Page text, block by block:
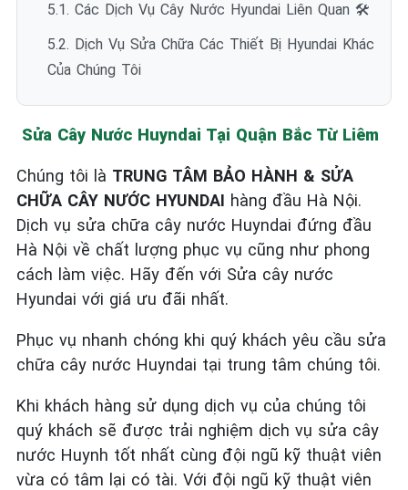
5.1. Các Dịch Vụ Cây Nước Hyundai Liên Quan 🛠️
5.2. Dịch Vụ Sửa Chữa Các Thiết Bị Hyundai Khác
Của Chúng Tôi
Sửa Cây Nước Huyndai Tại Quận Bắc Từ Liêm
Chúng tôi là TRUNG TÂM BẢO HÀNH & SỬA
CHỮA CÂY NƯỚC HYUNDAI hàng đầu Hà Nội.
Dịch vụ sửa chữa cây nước Huyndai đứng đầu
Hà Nội về chất lượng phục vụ cũng như phong
cách làm việc. Hãy đến với Sửa cây nước
Hyundai với giá ưu đãi nhất.
Phục vụ nhanh chóng khi quý khách yêu cầu sửa
chữa cây nước Huyndai tại trung tâm chúng tôi.
Khi khách hàng sử dụng dịch vụ của chúng tôi
quý khách sẽ được trải nghiệm dịch vụ sửa cây
nước Huynh tốt nhất cùng đội ngũ kỹ thuật viên
vừa có tâm lại có tài. Với đội ngũ kỹ thuật viên